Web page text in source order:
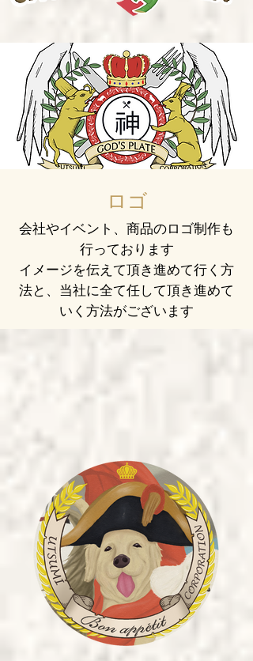
ロゴ
会社やイベント、商品のロゴ制作も
行っております
​イメージを伝えて頂き進めて行く方
法と、当社に全て任して頂き進めて
いく方法がございます